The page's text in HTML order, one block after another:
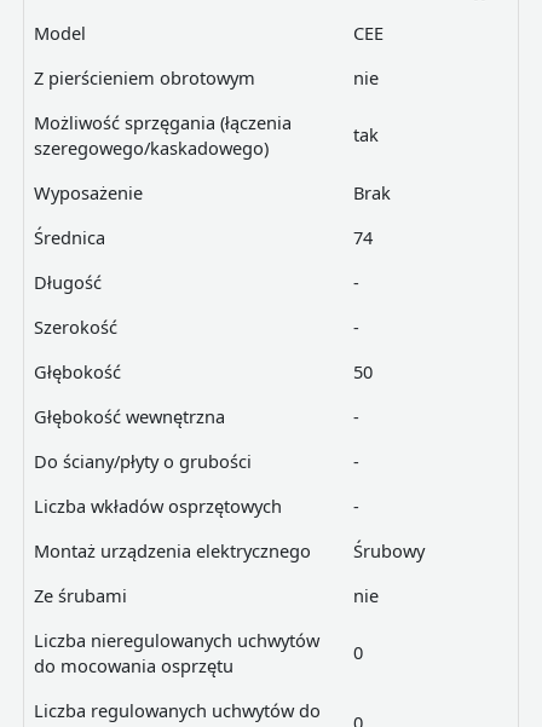
Model
CEE
Z pierścieniem obrotowym
nie
Możliwość sprzęgania (łączenia
szeregowego/kaskadowego)
tak
Wyposażenie
Brak
Średnica
74
Długość
-
Szerokość
-
Głębokość
50
Głębokość wewnętrzna
-
Do ściany/płyty o grubości
-
Liczba wkładów osprzętowych
-
Montaż urządzenia elektrycznego
Śrubowy
Ze śrubami
nie
Liczba nieregulowanych uchwytów
do mocowania osprzętu
0
Liczba regulowanych uchwytów do